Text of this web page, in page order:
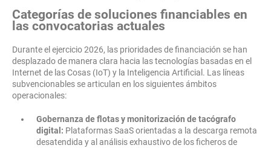
Categorías de soluciones financiables en
las convocatorias actuales
Durante el ejercicio 2026, las prioridades de financiación se han
desplazado de manera clara hacia las tecnologías basadas en el
Internet de las Cosas (IoT) y la Inteligencia Artificial. Las líneas
subvencionables se articulan en los siguientes ámbitos
operacionales:
Gobernanza de flotas y monitorización de tacógrafo
digital: Plataformas SaaS orientadas a la descarga remota
desatendida y al análisis exhaustivo de los ficheros de